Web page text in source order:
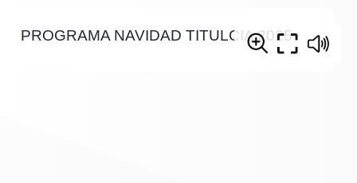
PROGRAMA NAVIDAD TITULCIA 2025